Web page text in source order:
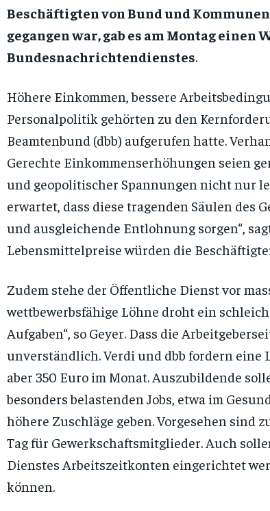
Beschäftigten von Bund und
gegangen war, gab es am Montag
Bundesnachrichtendienstes.
Höhere Einkommen, bessere
Personalpolitik gehörten zu den
Beamtenbund (dbb) aufgerufen hatte.
Gerechte Einkommenserhöhungen seien
und geopolitischer Spannungen nicht nur
erwartet, dass diese tragenden Säulen des
und ausgleichende Entlohnung sorgen“,
Lebensmittelpreise würden die
Zudem stehe der Öffentliche Dienst vor
wettbewerbsfähige Löhne droht ein
Aufgaben“, so Geyer. Dass die
unverständlich. Verdi und dbb fordern eine
aber 350 Euro im Monat. Auszubildende
besonders belastenden Jobs, etwa im
höhere Zuschläge geben. Vorgesehen sind
Tag für Gewerkschaftsmitglieder. Auch
Dienstes Arbeitszeitkonten eingerichtet
können.